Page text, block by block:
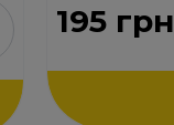
195грн